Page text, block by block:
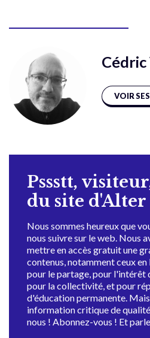
VOIR
Pssstt,
du site d'Alter
Nous sommes heureux que
nous suivre sur le web. Nous
mettre en accès gratuit une
contenus, notamment ceux
pour le partage, pour l'intérêt
pour la collectivité, et pour
d'éducation permanente.
information critique de
nous ! Abonnez-vous ! Et